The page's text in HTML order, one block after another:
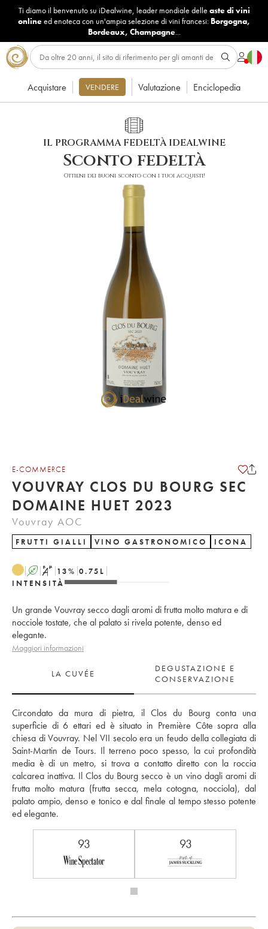
Ti diamo il benvenuto su iDealwine, leader mondiale delle aste di vini
onlineed enoteca con un'ampia selezione di vini francesi: Borgogna,
Bordeaux, Champagne...
Acquistare VENDERE Valutazione Enciclopedia
IL PROGRAMMA FEDELTÀ IDEALWINE
Sconto fedeltà
Ottieni dei buoni sconto con i tuoi acquisti!
E-COMMERCE
VOUVRAY CLOS DU BOURG SEC
DOMAINE HUET 2023
Vouvray AOC
FRUTTI GIALLI VINO GASTRONOMICO ICONA
A S 13% 0.75 L
INTENSITÀ
Un grande Vouvray secco dagli aromi di frutta molto matura e di
nocciole tostate, che al palato si rivela potente, denso ed
elegante.
Maggiori informazioni
LA CUVÉE
DEGUSTAZIONE E
CONSERVAZIONE
Circondato da mura di pietra, il Clos du Bourg conta una
superficie di 6 ettari ed è situato in Première Côte sopra alla
chiesa di Vouvray. Nel VII secolo era un feudo della collegiata di
Saint-Martin de Tours. Il terreno poco spesso, la cui profondità
media è di un metro, si trova a contatto diretto con la roccia
calcarea inattiva. Il Clos du Bourg secco è un vino dagli aromi di
frutta molto matura (frutta secca, mela cotogna, nocciola), dal
palato ampio, denso e tonico e dal finale al tempo stesso potente
93 93